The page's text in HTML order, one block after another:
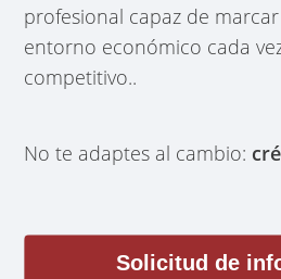
profesional capaz de
entorno económico cada
competitivo..
No te adaptes al cambio:
Solicitud de